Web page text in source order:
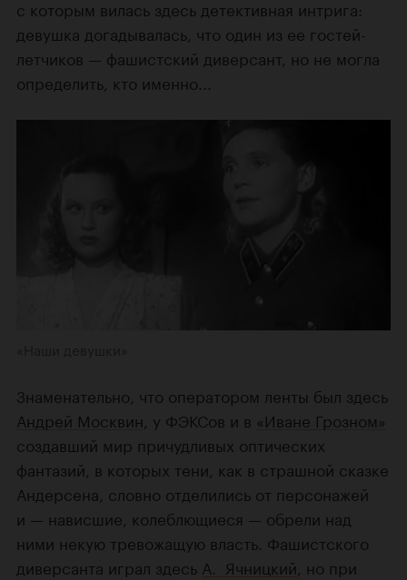
с которым вилась здесь детективная интрига:
девушка догадывалась, что один из ее гостей-
летчиков — фашистский диверсант, но не могла
определить, кто именно...
Знаменательно, что оператором ленты был здесь
Андрей Москвин , у ФЭКСов и в «Иване Грозном»
создавший мир причудливых оптических
фантазий, в которых тени, как в страшной сказке
Андерсена, словно отделились от персонажей
и — нависшие, колеблющиеся — обрели над
ними некую тревожащую власть. Фашистского
диверсанта играл здесь А. Ячницкий , но при